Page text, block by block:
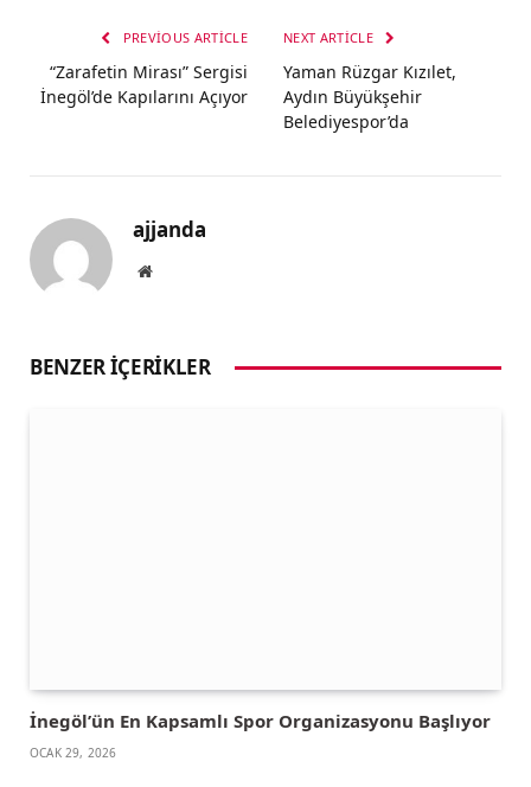
PREVIOUS ARTICLE
“Zarafetin Mirası” Sergisi
İnegöl’de Kapılarını Açıyor
NEXT ARTICLE
Yaman Rüzgar Kızılet,
Aydın Büyükşehir
Belediyespor’da
ajjanda
Website
BENZER İÇERIKLER
İnegöl’ün En Kapsamlı Spor Organizasyonu Başlıyor
OCAK 29, 2026